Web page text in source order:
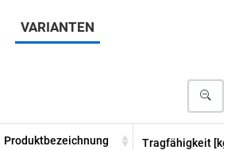
VARIANTEN
Produktbezeichnung Tragfähigkeit [kg]